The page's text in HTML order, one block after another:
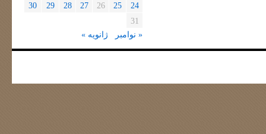
24
25
26
27
28
29
30
31
« نوامبر
ژانویه »